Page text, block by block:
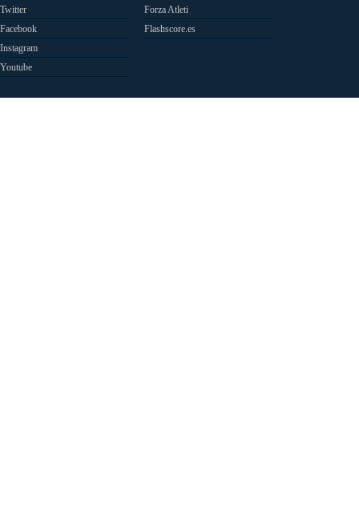
Twitter
Facebook
Instagram
Youtube
Forza Atleti
Flashscore.es